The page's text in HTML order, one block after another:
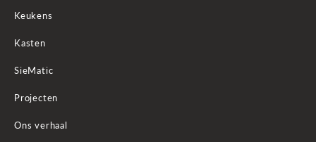
Keukens
Kasten
SieMatic
Projecten
Ons verhaal